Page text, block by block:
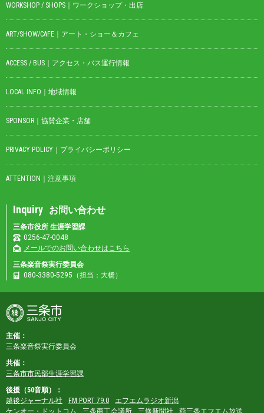
WORKSHOP / SHOPS｜ワークショップ・出店
ART/SHOW/CAFE｜アート・ショー＆カフェ
ACCESS / BUS｜アクセス・バス運行情報
LOCAL INFO｜地域情報
SPONSOR｜協賛企業・店舗
PRIVACY POLICY｜プライバシーポリシー
ATTENTION｜注意事項
Inquiry お問い合わせ
三条市役所 生涯学習課
0256-47-0048
メールでのお問い合わせはこちら
三条楽音祭実行委員会
080-3380-5295（担当：大橋）
主催：
三条楽音祭実行委員会
共催：
三条市市民部生涯学習課
後援（50音順）：
越後ジャーナル社
FM PORT 79.0
エフエムラジオ新潟